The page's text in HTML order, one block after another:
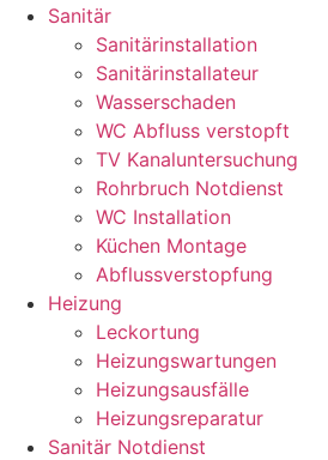
Sanitär
Sanitärinstallation
Sanitärinstallateur
Wasserschaden
WC Abfluss verstopft
TV Kanaluntersuchung
Rohrbruch Notdienst
WC Installation
Küchen Montage
Abflussverstopfung
Heizung
Leckortung
Heizungswartungen
Heizungsausfälle
Heizungsreparatur
Sanitär Notdienst